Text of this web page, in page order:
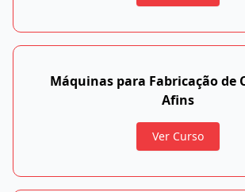
Máquinas para Fabricação de
Afins
Ver Curso